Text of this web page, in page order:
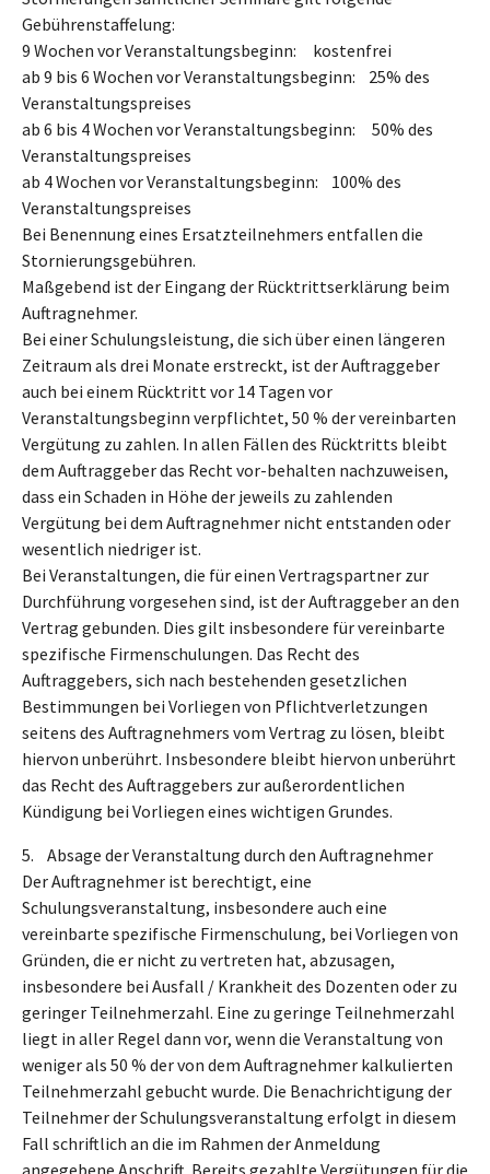
Gebührenstaffelung:
9 Wochen vor Veranstaltungsbeginn: kostenfrei
ab 9 bis 6 Wochen vor Veranstaltungsbeginn: 25% des
Veranstaltungspreises
ab 6 bis 4 Wochen vor Veranstaltungsbeginn: 50% des
Veranstaltungspreises
ab 4 Wochen vor Veranstaltungsbeginn: 100% des
Veranstaltungspreises
Bei Benennung eines Ersatzteilnehmers entfallen die
Stornierungsgebühren.
Maßgebend ist der Eingang der Rücktrittserklärung beim
Auftragnehmer.
Bei einer Schulungsleistung, die sich über einen längeren
Zeitraum als drei Monate erstreckt, ist der Auftraggeber
auch bei einem Rücktritt vor 14 Tagen vor
Veranstaltungsbeginn verpflichtet, 50 % der vereinbarten
Vergütung zu zahlen. In allen Fällen des Rücktritts bleibt
dem Auftraggeber das Recht vor-behalten nachzuweisen,
dass ein Schaden in Höhe der jeweils zu zahlenden
Vergütung bei dem Auftragnehmer nicht entstanden oder
wesentlich niedriger ist.
Bei Veranstaltungen, die für einen Vertragspartner zur
Durchführung vorgesehen sind, ist der Auftraggeber an den
Vertrag gebunden. Dies gilt insbesondere für vereinbarte
spezifische Firmenschulungen. Das Recht des
Auftraggebers, sich nach bestehenden gesetzlichen
Bestimmungen bei Vorliegen von Pflichtverletzungen
seitens des Auftragnehmers vom Vertrag zu lösen, bleibt
hiervon unberührt. Insbesondere bleibt hiervon unberührt
das Recht des Auftraggebers zur außerordentlichen
Kündigung bei Vorliegen eines wichtigen Grundes.
5. Absage der Veranstaltung durch den Auftragnehmer
Der Auftragnehmer ist berechtigt, eine
Schulungsveranstaltung, insbesondere auch eine
vereinbarte spezifische Firmenschulung, bei Vorliegen von
Gründen, die er nicht zu vertreten hat, abzusagen,
insbesondere bei Ausfall / Krankheit des Dozenten oder zu
geringer Teilnehmerzahl. Eine zu geringe Teilnehmerzahl
liegt in aller Regel dann vor, wenn die Veranstaltung von
weniger als 50 % der von dem Auftragnehmer kalkulierten
Teilnehmerzahl gebucht wurde. Die Benachrichtigung der
Teilnehmer der Schulungsveranstaltung erfolgt in diesem
Fall schriftlich an die im Rahmen der Anmeldung
angegebene Anschrift. Bereits gezahlte Vergütungen für die